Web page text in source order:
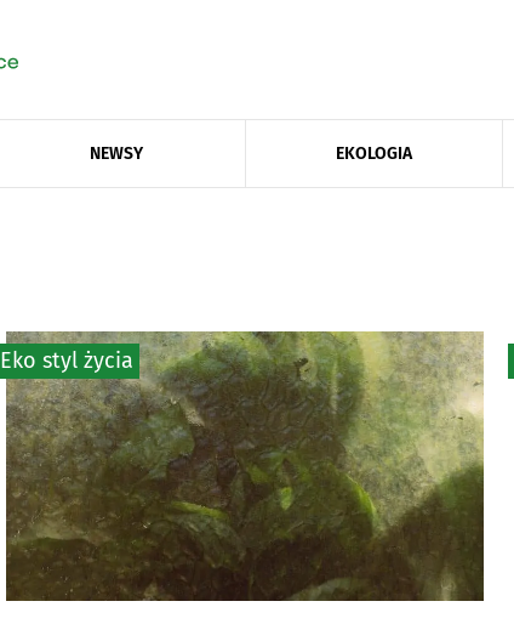
NEWSY EKOLOGIA
Eko styl życia